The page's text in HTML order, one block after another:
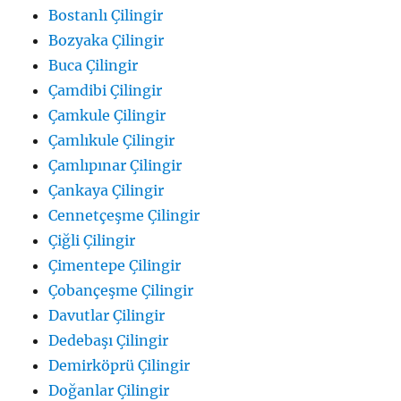
Bostanlı Çilingir
Bozyaka Çilingir
Buca Çilingir
Çamdibi Çilingir
Çamkule Çilingir
Çamlıkule Çilingir
Çamlıpınar Çilingir
Çankaya Çilingir
Cennetçeşme Çilingir
Çiğli Çilingir
Çimentepe Çilingir
Çobançeşme Çilingir
Davutlar Çilingir
Dedebaşı Çilingir
Demirköprü Çilingir
Doğanlar Çilingir